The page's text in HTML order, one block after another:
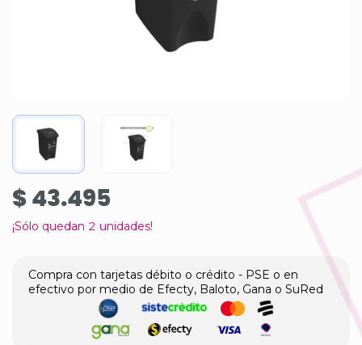
¡Sólo quedan 2 unidades!
$ 43.495
Compra con tarjetas débito o crédito - PSE o en
efectivo por medio de Efecty, Baloto, Gana o SuRed